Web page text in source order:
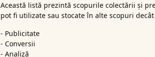
Această listă prezintă scopurile colectării și
pot fi utilizate sau stocate în alte scopuri
- Publicitate
- Conversii
- Analiză